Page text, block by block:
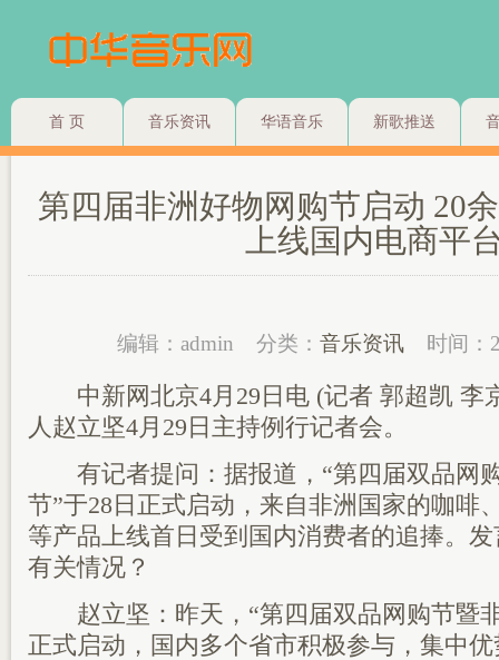
首 页 音乐资讯 华语音乐 新歌推送
第四届非洲好物网购节启动 20
上线国内电商平
编辑：admin 分类： 音乐资讯 时间：
中新网北京4月29日电 (记者 郭超凯 李
人赵立坚4月29日主持例行记者会。
有记者提问：据报道，“第四届双品网
节”于28日正式启动，来自非洲国家的咖啡
等产品上线首日受到国内消费者的追捧。
有关情况？
赵立坚：昨天，“第四届双品网购节暨
正式启动，国内多个省市积极参与，集中